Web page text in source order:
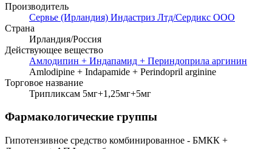
Производитель
Сервье (Ирландия) Индастриз Лтд/Сердикс ООО
Страна
Ирландия/Россия
Действующее вещество
Амлодипин + Индапамид + Периндоприла аргинин
Amlodipine + Indapamide + Perindopril arginine
Торговое название
Трипликсам 5мг+1,25мг+5мг
Фармакологические группы
Гипотензивное средство комбинированное - БМКК +